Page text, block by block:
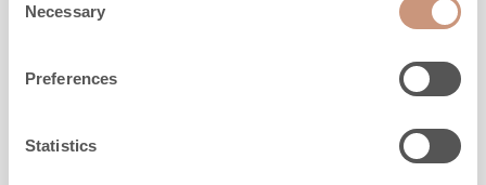
Selection
Necessary
Preferences
Statistics